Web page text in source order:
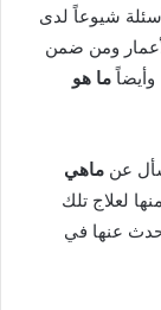
شيوعاً لدى
ومن ضمن
وأيضاً ما هو
عن ماهي
لعلاج تلك
عنها في